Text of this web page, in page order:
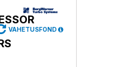
VAHETUSFOND